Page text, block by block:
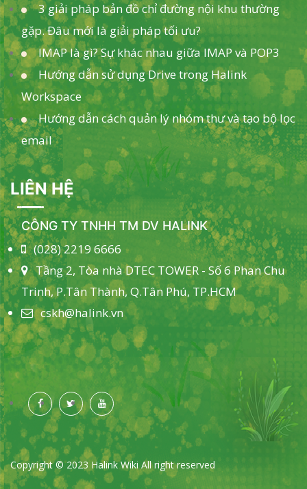
3 giải pháp bản đồ chỉ đường nội khu thường
gặp. Đâu mới là giải pháp tối ưu?
IMAP là gì? Sự khác nhau giữa IMAP và POP3
Hướng dẫn sử dụng Drive trong Halink
Workspace
Hướng dẫn cách quản lý nhóm thư và tạo bộ lọc
email
LIÊN HỆ
CÔNG TY TNHH TM DV HALINK
(028) 2219 6666
Tầng 2, Tòa nhà DTEC TOWER - Số 6 Phan Chu
Trinh, P.Tân Thành, Q.Tân Phú, TP.HCM
cskh@halink.vn
Copyright © 2023 Halink Wiki All right reserved